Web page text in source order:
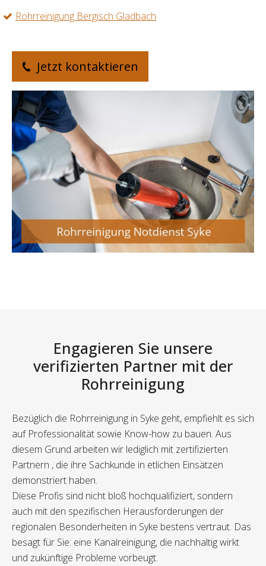
Rohrreinigung Bergisch Gladbach
Jetzt kontaktieren
Engagieren Sie unsere
verifizierten Partner mit der
Rohrreinigung
Bezüglich die Rohrreinigung in Syke geht, empfiehlt es sich
auf Professionalität sowie Know-how zu bauen. Aus
diesem Grund arbeiten wir lediglich mit zertifizierten
Partnern , die ihre Sachkunde in etlichen Einsätzen
demonstriert haben.
Diese Profis sind nicht bloß hochqualifiziert, sondern
auch mit den spezifischen Herausforderungen der
regionalen Besonderheiten in Syke bestens vertraut. Das
besagt für Sie: eine Kanalreinigung, die nachhaltig wirkt
und zukünftige Probleme vorbeugt.